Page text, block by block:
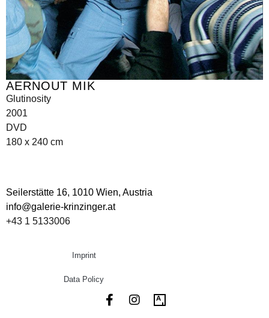
AERNOUT MIK
Glutinosity
2001
DVD
180 x 240 cm
Seilerstätte 16, 1010 Wien, Austria
info@galerie-krinzinger.at
+43 1 5133006
Imprint
Data Policy